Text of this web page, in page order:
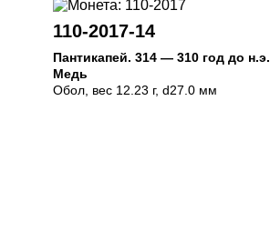
110-2017-14
Пантикапей. 314 — 310 год до н.э.
Медь
Обол , вес 12.23 г, d27.0 мм